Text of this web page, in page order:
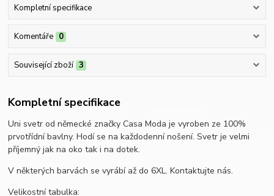
Kompletní specifikace
Komentáře 0
Související zboží 3
Kompletní specifikace
Uni svetr od německé značky Casa Moda je vyroben ze 100%
prvotřídní bavlny. Hodí se na každodenní nošení. Svetr je velmi
příjemný jak na oko tak i na dotek.
V některých barvách se vyrábí až do 6XL. Kontaktujte nás.
Velikostní tabulka: